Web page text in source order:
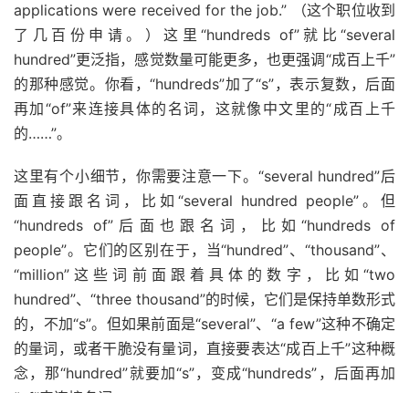
applications were received for the job.” （这个职位收到
了几百份申请。）这里“hundreds of”就比“several
hundred”更泛指，感觉数量可能更多，也更强调“成百上千”
的那种感觉。你看，“hundreds”加了“s”，表示复数，后面
再加“of”来连接具体的名词，这就像中文里的“成百上千
的……”。
这里有个小细节，你需要注意一下。“several hundred”后
面直接跟名词，比如“several hundred people”。但
“hundreds of”后面也跟名词，比如“hundreds of
people”。它们的区别在于，当“hundred”、“thousand”、
“million”这些词前面跟着具体的数字，比如“two
hundred”、“three thousand”的时候，它们是保持单数形式
的，不加“s”。但如果前面是“several”、“a few”这种不确定
的量词，或者干脆没有量词，直接要表达“成百上千”这种概
念，那“hundred”就要加“s”，变成“hundreds”，后面再加